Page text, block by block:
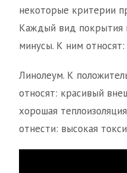
некоторые критерии
Каждый вид покрытия
минусы. К ним относят:
Линолеум. К
относят: красивый
хорошая
отнести: высокая